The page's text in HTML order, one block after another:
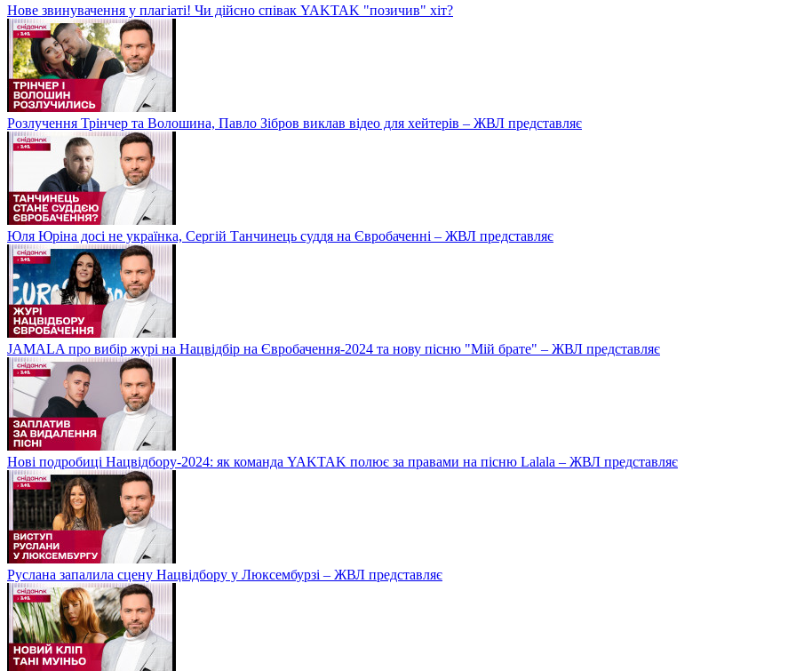
Нове звинувачення у плагіаті! Чи дійсно співак YAKTAK "позичив" хіт?
Розлучення Трінчер та Волошина, Павло Зібров виклав відео для хейтерів – ЖВЛ представляє
Юля Юріна досі не українка, Сергій Танчинець суддя на Євробаченні – ЖВЛ представляє
JAMALA про вибір журі на Нацвідбір на Євробачення-2024 та нову пісню "Мій брате" – ЖВЛ представляє
Нові подробиці Нацвідбору-2024: як команда YAKTAK полює за правами на пісню Lalala – ЖВЛ представляє
Руслана запалила сцену Нацвідбору у Люксембурзі – ЖВЛ представляє